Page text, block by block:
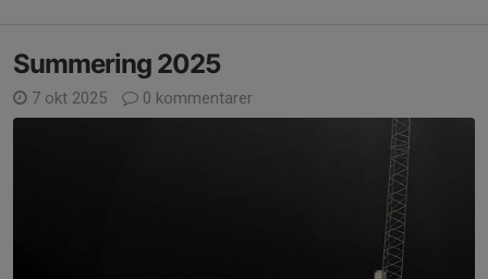
Summering 2025
7 okt 2025 0 kommentarer